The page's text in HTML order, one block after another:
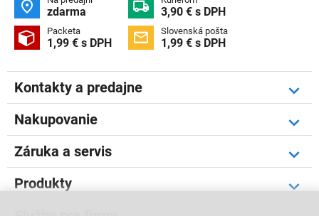
 zdarma  3,90 € s DPH
 Packeta
1,99 € s DPH  Slovenská pošta
1,99 € s DPH
Kontakty a predajne
Nakupovanie
Záruka a servis
Produkty